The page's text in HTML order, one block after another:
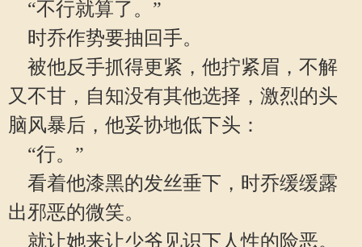
“不行就算了。”
时乔作势要抽回手。
被他反手抓得更紧，他拧紧眉，不解
又不甘，自知没有其他选择，激烈的头
脑风暴后，他妥协地低下头：
“行。”
看着他漆黑的发丝垂下，时乔缓缓露
出邪恶的微笑。
就让她来让少爷见识下人性的险恶。